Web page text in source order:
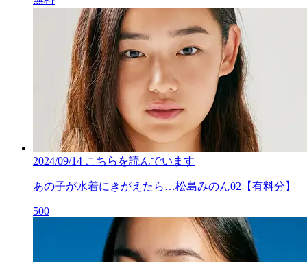
2024/09/14 こちらを読んでいます
あの子が水着にきがえたら…松島みのん02【有料分】
500